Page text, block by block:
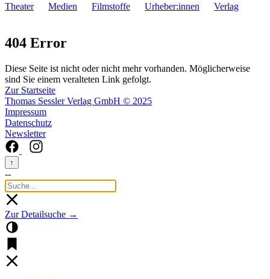
Theater Medien Filmstoffe Urheber:innen Verlag
404 Error
Diese Seite ist nicht oder nicht mehr vorhanden. Möglicherweise
sind Sie einem veralteten Link gefolgt.
Zur Startseite
Thomas Sessler Verlag GmbH © 2025
Impressum
Datenschutz
Newsletter
↑
--
Zur Detailsuche →